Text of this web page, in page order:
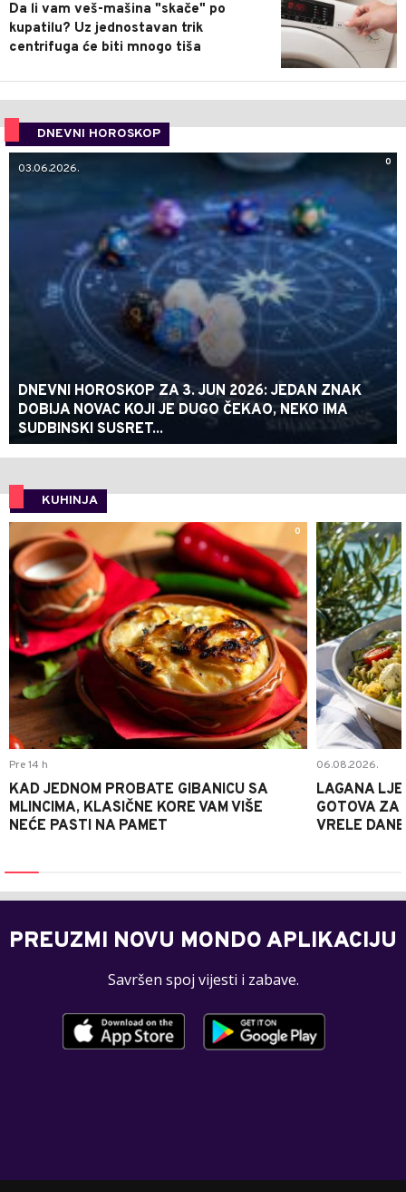
Da li vam veš-mašina "skače" po
kupatilu? Uz jednostavan trik
centrifuga će biti mnogo tiša
DNEVNI HOROSKOP
0
03.06.2026.
DNEVNI HOROSKOP ZA 3. JUN 2026: JEDAN ZNAK
DOBIJA NOVAC KOJI JE DUGO ČEKAO, NEKO IMA
SUDBINSKI SUSRET...
KUHINJA
0
Pre 14 h
KAD JEDNOM PROBATE GIBANICU SA
MLINCIMA, KLASIČNE KORE VAM VIŠE
NEĆE PASTI NA PAMET
06.08.2026.
LAGANA
GOTOVA ZA
VRELE DANE
PREUZMI NOVU MONDO APLIKACIJU
Savršen spoj vijesti i zabave.